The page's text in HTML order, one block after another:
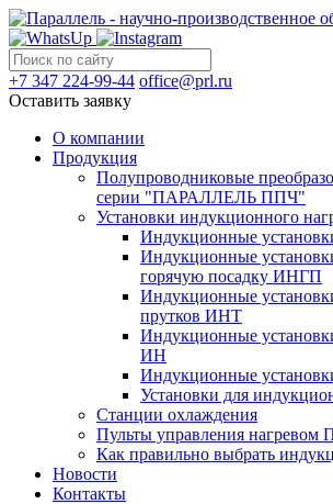
+7 347 224-99-44 office@prl.ru
Оставить заявку
О компании
Продукция
Полупроводниковые
серии "ПАРАЛЛЕЛЬ ППЧ"
Установки индукционного
Индукционные
Индукционные
горячую посадку ИНГП
Индукционные
прутков ИНТ
Индукционные
ИН
Индукционные
Установки для
Станции охлаждения
Пульты управления нагревом
Как правильно выбрать
Новости
Контакты